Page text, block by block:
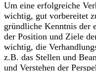
Um eine erfolgreiche
wichtig, gut vorbereitet
gründliche Kenntnis der
der Position und Ziele
wichtig, die
z.B. das Stellen und
und Verstehen der